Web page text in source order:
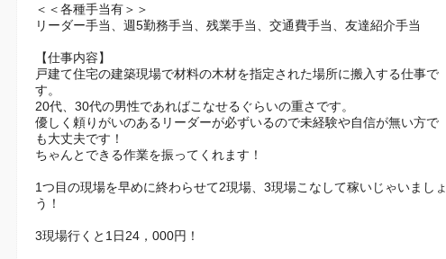
＜＜各種手当有＞＞
リーダー手当、週5勤務手当、残業手当、交通費手当、友達紹介手当
【仕事内容】
戸建て住宅の建築現場で材料の木材を指定された場所に搬入する仕事で
す。
20代、30代の男性であればこなせるぐらいの重さです。
優しく頼りがいのあるリーダーが必ずいるので未経験や自信が無い方で
も大丈夫です！
ちゃんとできる作業を振ってくれます！
1つ目の現場を早めに終わらせて2現場、3現場こなして稼いじゃいましょ
う！
3現場行くと1日24，000円！